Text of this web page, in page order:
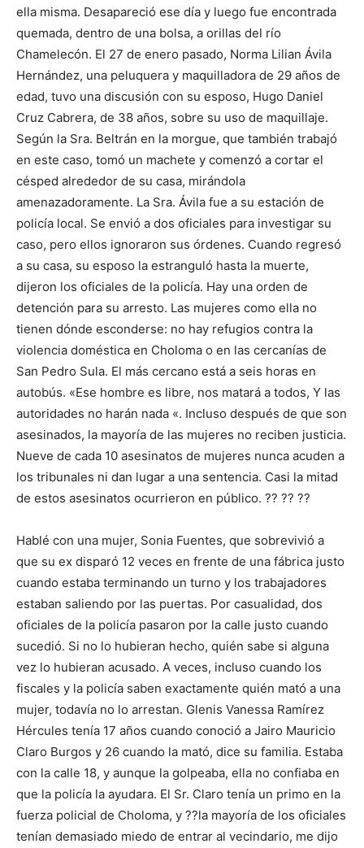
ella misma. Desapareció ese día y luego fue encontrada
quemada, dentro de una bolsa, a orillas del río
Chamelecón. El 27 de enero pasado, Norma Lilian Ávila
Hernández, una peluquera y maquilladora de 29 años de
edad, tuvo una discusión con su esposo, Hugo Daniel
Cruz Cabrera, de 38 años, sobre su uso de maquillaje.
Según la Sra. Beltrán en la morgue, que también trabajó
en este caso, tomó un machete y comenzó a cortar el
césped alrededor de su casa, mirándola
amenazadoramente. La Sra. Ávila fue a su estación de
policía local. Se envió a dos oficiales para investigar su
caso, pero ellos ignoraron sus órdenes. Cuando regresó
a su casa, su esposo la estranguló hasta la muerte,
dijeron los oficiales de la policía. Hay una orden de
detención para su arresto. Las mujeres como ella no
tienen dónde esconderse: no hay refugios contra la
violencia doméstica en Choloma o en las cercanías de
San Pedro Sula. El más cercano está a seis horas en
autobús. «Ese hombre es libre, nos matará a todos, Y las
autoridades no harán nada «. Incluso después de que son
asesinados, la mayoría de las mujeres no reciben justicia.
Nueve de cada 10 asesinatos de mujeres nunca acuden a
los tribunales ni dan lugar a una sentencia. Casi la mitad
de estos asesinatos ocurrieron en público. ?? ?? ??
Hablé con una mujer, Sonia Fuentes, que sobrevivió a
que su ex disparó 12 veces en frente de una fábrica justo
cuando estaba terminando un turno y los trabajadores
estaban saliendo por las puertas. Por casualidad, dos
oficiales de la policía pasaron por la calle justo cuando
sucedió. Si no lo hubieran hecho, quién sabe si alguna
vez lo hubieran acusado. A veces, incluso cuando los
fiscales y la policía saben exactamente quién mató a una
mujer, todavía no lo arrestan. Glenis Vanessa Ramírez
Hércules tenía 17 años cuando conoció a Jairo Mauricio
Claro Burgos y 26 cuando la mató, dice su familia. Estaba
con la calle 18, y aunque la golpeaba, ella no confiaba en
que la policía la ayudara. El Sr. Claro tenía un primo en la
fuerza policial de Choloma, y ??la mayoría de los oficiales
tenían demasiado miedo de entrar al vecindario, me dijo